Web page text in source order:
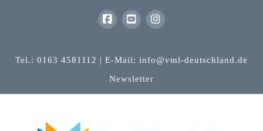
Tel.: 0163 4581112 | E-Mail: info@vml-deutschland.de
Newsletter